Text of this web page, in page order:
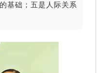
基础；五是人际关系